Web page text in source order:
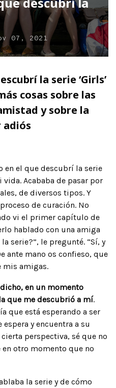
07, 2021
la serie ‘Girls’
cosas sobre las
y sobre la
adiós
en el que descubrí la serie
vida. Acababa de pasar por
de diversos tipos. Y
de curación. No
vi el primer capítulo de
hablado con una amiga
serie?”, le pregunté. “Sí, y
ante mano os confieso, que
mis amigas.
dicho, en un momento
que me descubrió a mí.
que está esperando a ser
y encuentra a su
perspectiva, sé que no
otro momento que no
la serie y de cómo